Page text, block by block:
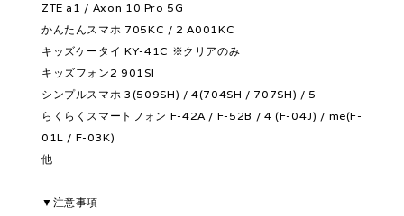
ZTE a1 / Axon 10 Pro 5G
かんたんスマホ 705KC / 2 A001KC
キッズケータイ KY-41C ※クリアのみ
キッズフォン2 901SI
シンプルスマホ 3(509SH) / 4(704SH / 707SH) / 5
らくらくスマートフォン F-42A / F-52B / 4 (F-04J) / me(F-
01L / F-03K)
他
▼注意事項